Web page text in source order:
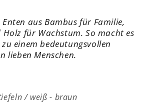
aus Bambus für Familie,
Holz für Wachstum. So macht es
einem bedeutungsvollen
lieben Menschen.
/ weiß - braun